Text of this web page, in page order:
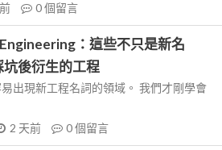
0個留言
：這些不只是新名
後衍生的工程
出現新工程名詞的領域。 我們才剛學會
2 天前 0個留言